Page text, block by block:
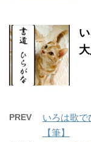
PREV
いろは歌
【筆】